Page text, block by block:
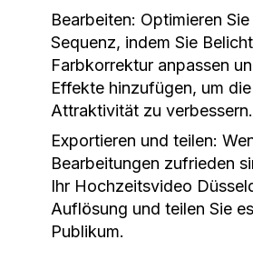
Bearbeiten: Optimieren
Sequenz, indem Sie
Farbkorrektur anpassen
Effekte hinzufügen, um
Attraktivität zu verbessern.
Exportieren und teilen:
Bearbeitungen zufrieden
Ihr Hochzeitsvideo
Auflösung und teilen Sie
Publikum.